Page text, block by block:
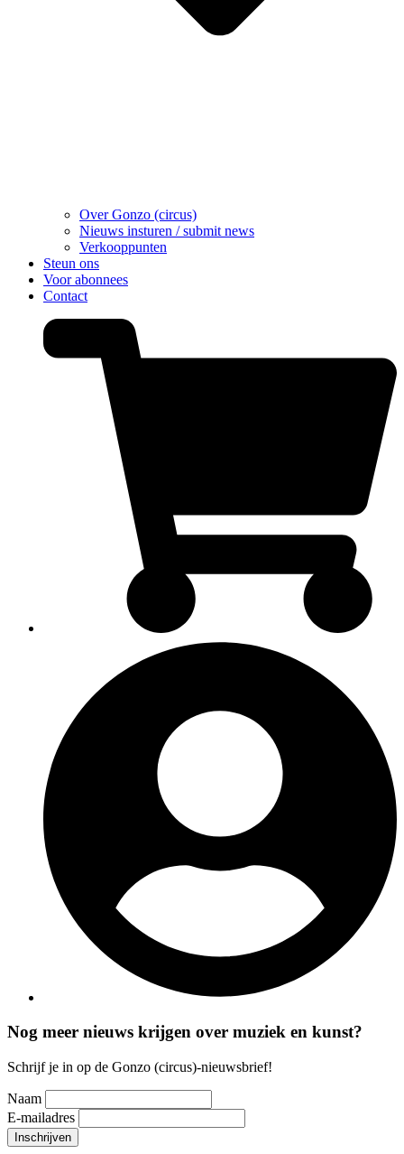
Over Gonzo (circus)
Nieuws insturen / submit news
Verkooppunten
Steun ons
Voor abonnees
Contact
Nog meer nieuws krijgen over muziek en kunst?
Schrijf je in op de Gonzo (circus)-nieuwsbrief!
Naam
E-mailadres